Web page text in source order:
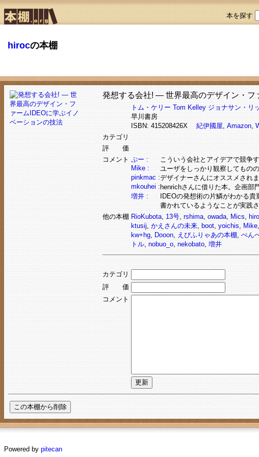
本を探す
hirocの本棚
発想する会社! ― 世界最高のデザイン・フ
トム・ケリー Tom Kelley ジョナサン・リ
早川書房
ISBN: 415208426X 紀伊國屋, Amazon,
カテゴリ
評 価
コメント ぷー :
こういう会社とアイデアで競争
Mike :
ユーザをしっかり観察してもの
pinkmac :デザイナーさんにオススメされま
mkouhei : henrichさんに借りた本。企画部
増井 :
IDEOの発想術の片鱗がわかる
書かれているようなことが実践さ
他の本棚 RioKubota, 13号, rshima, owada, Mics,
ktusij, かえさんの未来, boot, yoichis, Mike,
kw+hg, Dooon, えぴふりゃあの本棚, ぺん
トル, nobuo_o, nekobato, 増井
カテゴリ
評 価
コメント
Powered by pitecan